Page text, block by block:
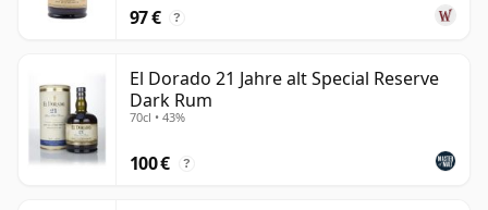
97 € ?
El Dorado 21 Jahre alt Special Reserve
Dark Rum
70cl • 43%
100 € ?